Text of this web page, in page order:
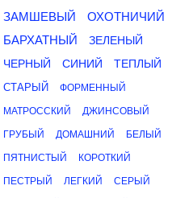
ЗАМШЕВЫЙ
ОХОТНИЧИЙ
БАРХАТНЫЙ
ЗЕЛЕНЫЙ
ЧЕРНЫЙ
СИНИЙ ТЕПЛЫЙ
СТАРЫЙ ФОРМЕННЫЙ
МАТРОССКИЙ ДЖИНСОВЫЙ
ГРУБЫЙ ДОМАШНИЙ БЕЛЫЙ
ПЯТНИСТЫЙ КОРОТКИЙ
ПЕСТРЫЙ ЛЕГКИЙ СЕРЫЙ